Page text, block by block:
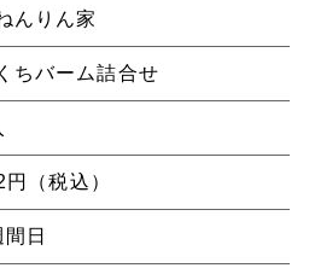
んりん家
ちバーム詰合せ
（税込）
日